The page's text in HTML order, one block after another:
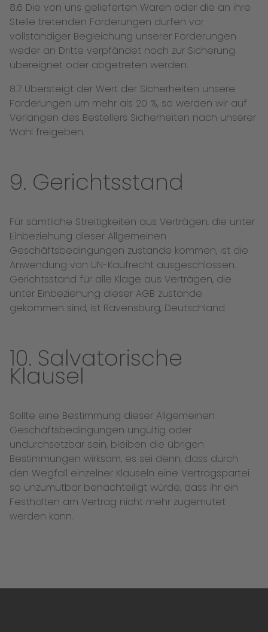
8.6 Die von uns gelieferten Waren oder die an ihre
Stelle tretenden Forderungen dürfen vor
vollständiger Begleichung unserer Forderungen
weder an Dritte verpfändet noch zur Sicherung
übereignet oder abgetreten werden.
8.7 Übersteigt der Wert der Sicherheiten unsere
Forderungen um mehr als 20 %, so werden wir auf
Verlangen des Bestellers Sicherheiten nach unserer
Wahl freigeben.
9. Gerichtsstand
Für sämtliche Streitigkeiten aus Verträgen, die unter
Einbeziehung dieser Allgemeinen
Geschäftsbedingungen zustande kommen, ist die
Anwendung von UN-Kaufrecht ausgeschlossen.
Gerichtsstand für alle Klage aus Verträgen, die
unter Einbeziehung dieser AGB zustande
gekommen sind, ist Ravensburg, Deutschland.
10. Salvatorische
Klausel
Sollte eine Bestimmung dieser Allgemeinen
Geschäftsbedingungen ungültig oder
undurchsetzbar sein, bleiben die übrigen
Bestimmungen wirksam, es sei denn, dass durch
den Wegfall einzelner Klauseln eine Vertragspartei
so unzumutbar benachteiligt würde, dass ihr ein
Festhalten am Vertrag nicht mehr zugemutet
werden kann.